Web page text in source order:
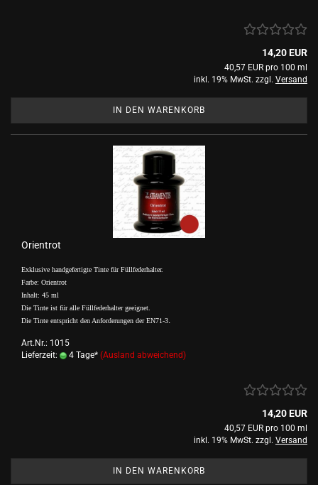
14,20 EUR
40,57 EUR pro 100 ml
inkl. 19% MwSt. zzgl. Versand
IN DEN WARENKORB
Orientrot
Exklusive handgefertigte Tinte für Füllfederhalter.
Farbe: Orientrot
Inhalt: 45 ml
Die Tinte ist für alle Füllfederhalter geeignet.
Die Tinte entspricht den Anforderungen der EN71-3.
Art.Nr.: 1015
Lieferzeit:
4 Tage* (Ausland abweichend)
14,20 EUR
40,57 EUR pro 100 ml
inkl. 19% MwSt. zzgl. Versand
IN DEN WARENKORB